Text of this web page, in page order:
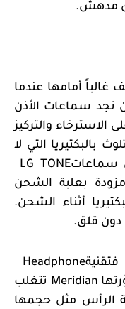
مدهش.
غالباً أمامها عندما
نجد سماعات الأذن
الاسترخاء والتركيز
بالبكتيريا التي لا
سماعاتLG TONE
بعلبة الشحن
من البكتيريا أثناء الشحن.
دون قلق.
Headphone
Meridian تتغلب
الرأس مثل حجمها